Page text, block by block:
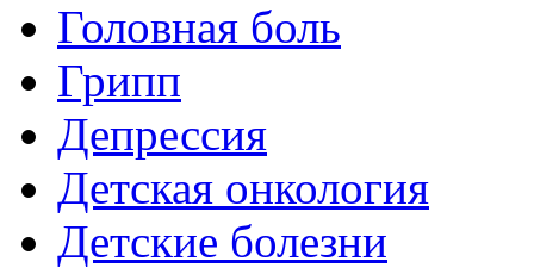
Головная боль
Грипп
Депрессия
Детская онкология
Детские болезни